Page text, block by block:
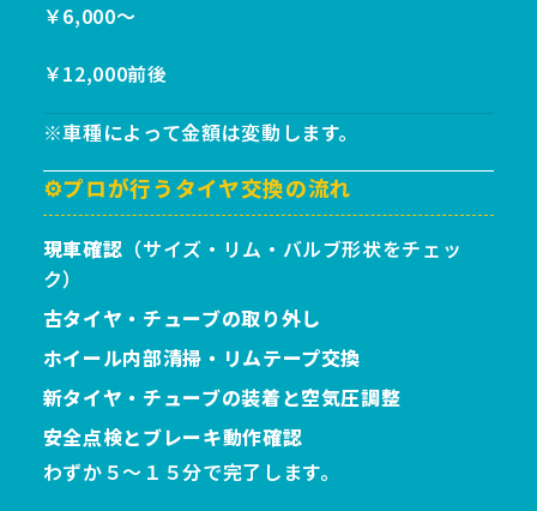
￥6,000〜
￥12,000前後
※車種によって金額は変動します。
⚙️プロが行うタイヤ交換の流れ
現車確認 （サイズ・リム・バルブ形状をチェッ
ク）
古タイヤ・チューブの取り外し
ホイール内部清掃・リムテープ交換
新タイヤ・チューブの装着と空気圧調整
安全点検とブレーキ動作確認
わずか５～１５分で完了します。